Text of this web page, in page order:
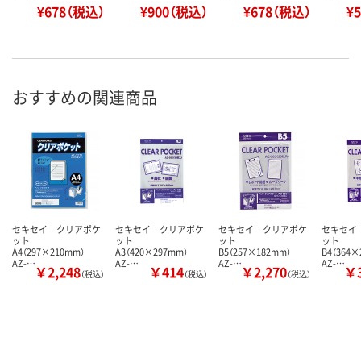
¥678（税込） ¥900（税込） ¥678（税込）
おすすめの関連商品
セキセイ クリアポケ
ット
A4（297×210mm）
AZ-…￥2,248（税込）
セキセイ クリアポケ
ット
A3（420×297mm）
AZ-…
￥414（税込）
セキセイ クリアポケ
ット
B5（257×182mm）
AZ-…￥2,270（税込）
セキセ
ット
B4（
AZ-…